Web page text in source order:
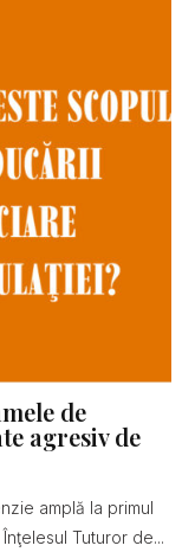
de
agresiv de
amplă la primul
Tuturor de...